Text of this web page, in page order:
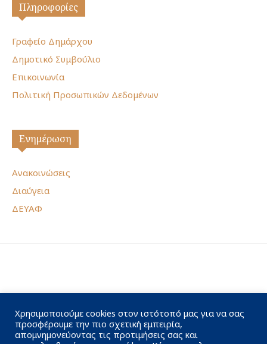
Πληροφορίες
Γραφείο Δημάρχου
Δημοτικό Συμβούλιο
Επικοινωνία
Πολιτική Προσωπικών Δεδομένων
Ενημέρωση
Ανακοινώσεις
Διαύγεια
ΔΕΥΑΦ
Χρησιμοποιούμε cookies στον ιστότοπό μας για να σας
προσφέρουμε την πιο σχετική εμπειρία,
απομνημονεύοντας τις προτιμήσεις σας και